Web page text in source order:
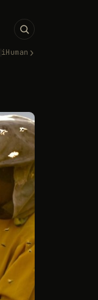
iHuman ›